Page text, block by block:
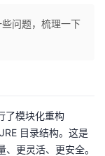
问题，梳理一下
了模块化重构
目录结构。这是
更灵活、更安全。